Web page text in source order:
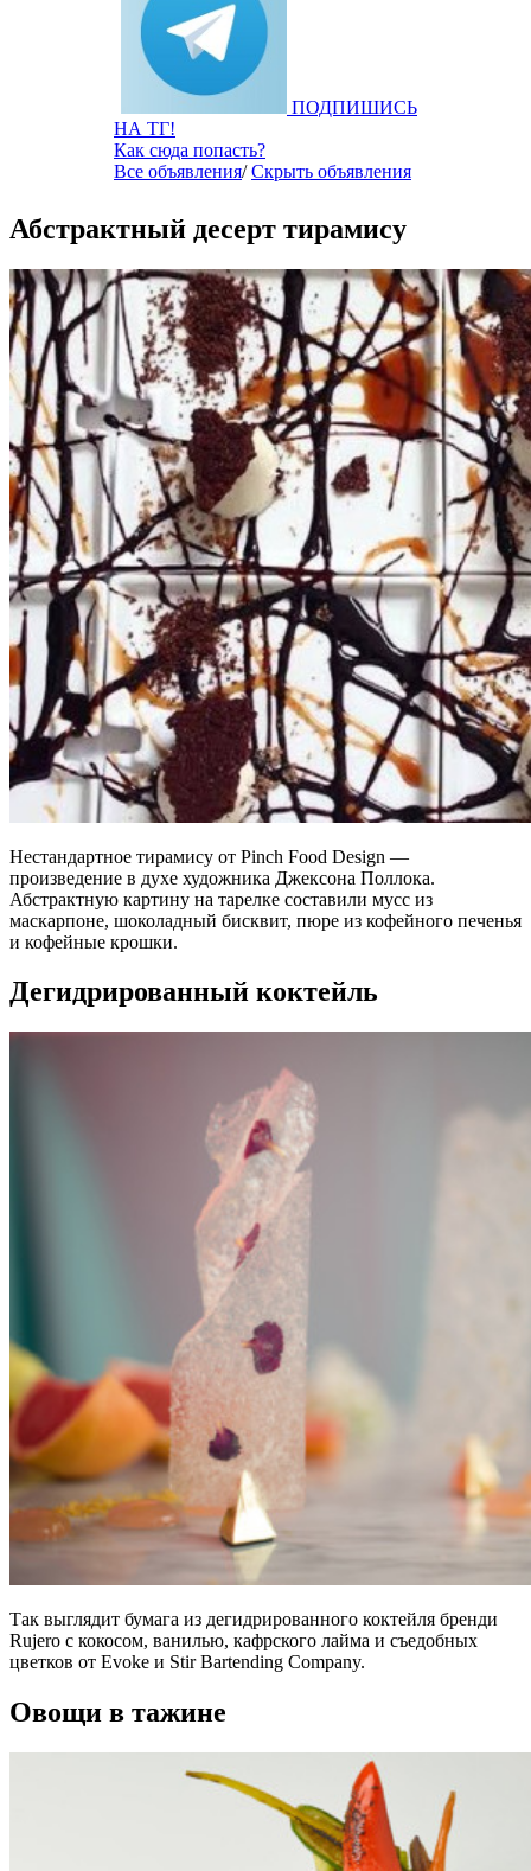
ПОДПИШИСЬ
НА ТГ!
Как сюда попасть?
Все объявления/Скрыть объявления
Абстрактный десерт тирамису
Нестандартное тирамису от Pinch Food Design —
произведение в духе художника Джексона Поллока.
Абстрактную картину на тарелке составили мусс из
маскарпоне, шоколадный бисквит, пюре из кофейного печенья
и кофейные крошки.
Дегидрированный коктейль
Так выглядит бумага из дегидрированного коктейля бренди
Rujero с кокосом, ванилью, кафрского лайма и съедобных
цветков от Evoke и Stir Bartending Company.
Овощи в тажине